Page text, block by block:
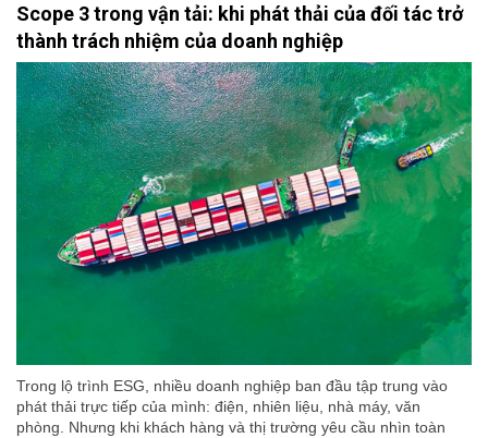
Scope 3 trong vận tải: khi phát thải của đối tác trở
thành trách nhiệm của doanh nghiệp
Trong lộ trình ESG, nhiều doanh nghiệp ban đầu tập trung vào
phát thải trực tiếp của mình: điện, nhiên liệu, nhà máy, văn
phòng. Nhưng khi khách hàng và thị trường yêu cầu nhìn toàn